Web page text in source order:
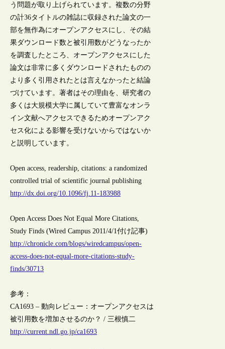
う問題が取り上げられています。複数の分野
の計36タイトルの雑誌に収録された論文の一
部を無作為にオープンアクセスにし、その結
果ダウンロード数と被引用数がどうなったか
を調査したところ、オープンアクセスにした
論文は非常に多くダウンロードされたものの
より多く引用されたとは言えなかったと結論
づけています。著者はその理由を、研究者の
多くは大規模大学に属していて豊富なオンラ
イン文献へアクセスできるためオープンアク
セス化による影響を受けないからではないか
と説明しています。
Open access, readership, citations: a randomized
controlled trial of scientific journal publishing
http://dx.doi.org/10.1096/fj.11-183988
Open Access Does Not Equal More Citations,
Study Finds (Wired Campus 2011/4/1付け記事)
http://chronicle.com/blogs/wiredcampus/open-
access-does-not-equal-more-citations-study-
finds/30713
参考：
CA1693 – 動向レビュー：オープンアクセスは
被引用数を増加させるのか？ / 三根慎二
http://current.ndl.go.jp/ca1693